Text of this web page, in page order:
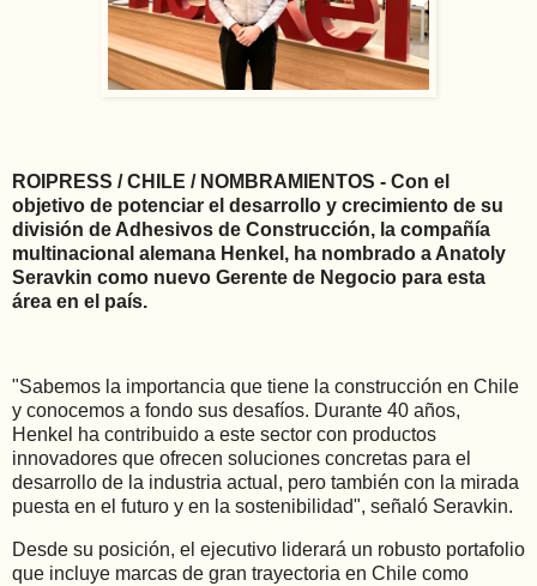
ROIPRESS / CHILE / NOMBRAMIENTOS - Con el
objetivo de potenciar el desarrollo y crecimiento de su
división de Adhesivos de Construcción, la compañía
multinacional alemana Henkel, ha nombrado a Anatoly
Seravkin como nuevo Gerente de Negocio para esta
área en el país.
"Sabemos la importancia que tiene la construcción en Chile
y conocemos a fondo sus desafíos. Durante 40 años,
Henkel ha contribuido a este sector con productos
innovadores que ofrecen soluciones concretas para el
desarrollo de la industria actual, pero también con la mirada
puesta en el futuro y en la sostenibilidad", señaló Seravkin.
Desde su posición, el ejecutivo liderará un robusto portafolio
que incluye marcas de gran trayectoria en Chile como